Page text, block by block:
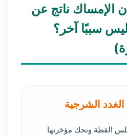
الإمساك ناتج عن
سببًا آخر؟
الشرجية
القطة وتحك مؤخرتها